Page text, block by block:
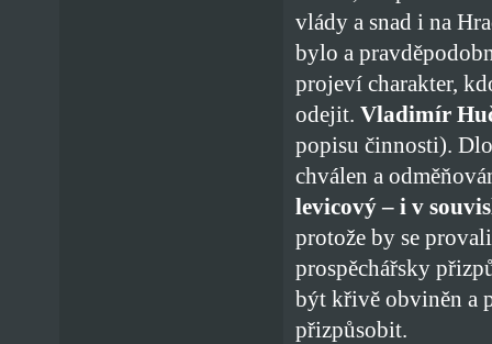
vlády a snad i na
bylo a
projeví charakter,
odejit. Vladimír
popisu činnosti).
chválen a
levicový – i v
protože by se
prospěchářsky
být křivě obviněn a
přizpůsobit.